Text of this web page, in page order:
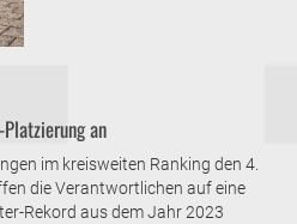
an
im kreisweiten Ranking den 4.
die Verantwortlichen auf eine
Rekord aus dem Jahr 2023